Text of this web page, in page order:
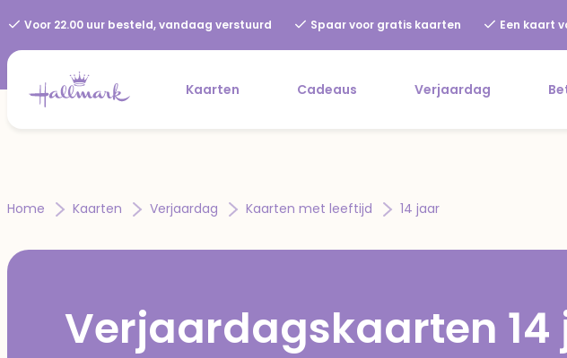
Voor 22.00 uur besteld, vandaag verstuurd Spaar voor gratis kaarten Een kaart
Kaarten Cadeaus Verjaardag
Home Kaarten Verjaardag Kaarten met leeftijd 14 jaar
Verjaardagskaarten 14